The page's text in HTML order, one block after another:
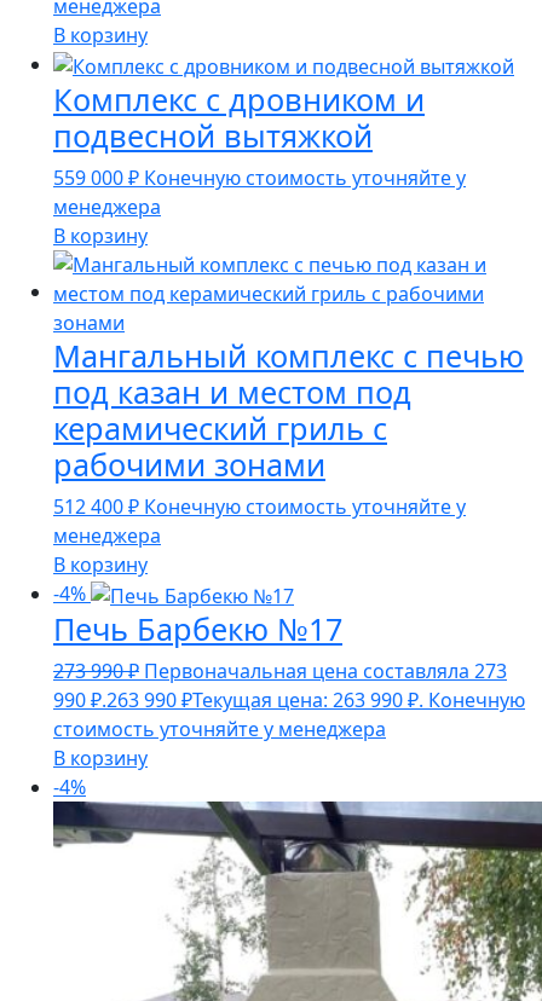
менеджера
В корзину
Комплекс с дровником и
подвесной вытяжкой
559 000₽ Конечную стоимость уточняйте у
менеджера
В корзину
Мангальный комплекс с печью
под казан и местом под
керамический гриль с
рабочими зонами
512 400₽ Конечную стоимость уточняйте у
менеджера
В корзину
-4%
Печь Барбекю №17
273 990₽ Первоначальная цена составляла 273
990 ₽.263 990₽Текущая цена: 263 990 ₽. Конечную
стоимость уточняйте у менеджера
В корзину
-4%